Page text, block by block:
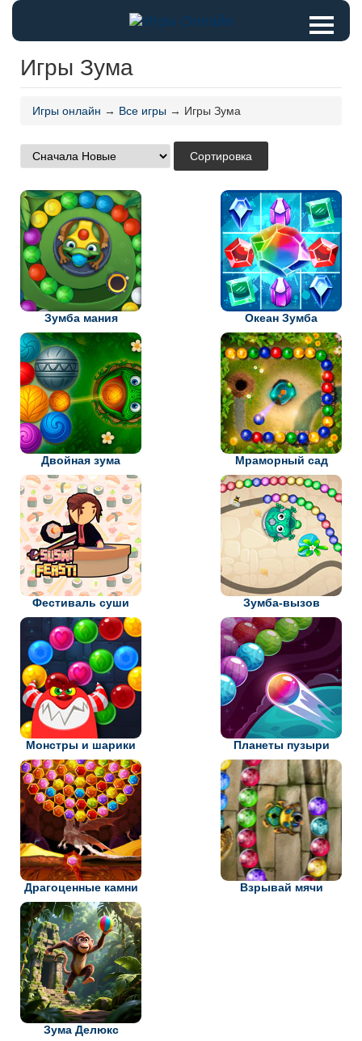
Игры Зума
Игры онлайн → Все игры → Игры Зума
Зумба мания Океан Зумба
Двойная зума Мраморный сад
Фестиваль суши Зумба-вызов
Монстры и шарики Планеты пузыри
Драгоценные камни Взрывай мячи
Зума Делюкс